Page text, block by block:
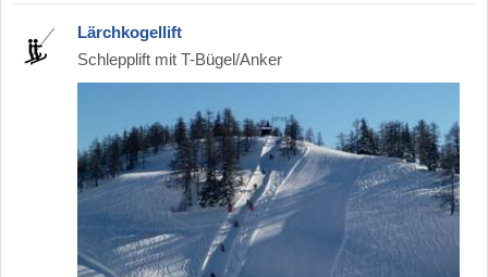
Lärchkogellift
Schlepplift mit T-Bügel/Anker